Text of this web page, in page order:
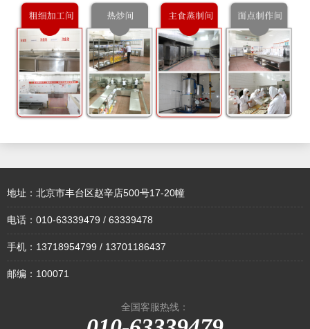
地址：北京市丰台区赵辛店500号17-20幢
电话：010-63339479 / 63339478
手机：13718954799 / 13701186437
邮编：100071
全国客服热线：